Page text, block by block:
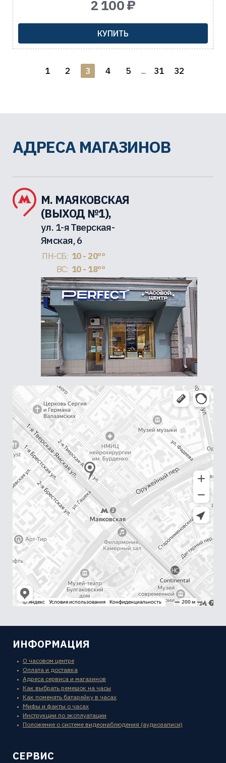
2 100 ₽
КУПИТЬ
1 2 3 4 5 ... 31 32
АДРЕСА МАГАЗИНОВ
М. МАЯКОВСКАЯ
(ВЫХОД №1),
ул. 1-я Тверская-
Ямская, 6
ПН-СБ: 10 - 20ºº
ВС: 10 - 18ºº
ИНФОРМАЦИЯ
О часовом центре
Оплата и доставка
Адреса сервиса и магазинов
Как выбрать ремешок на часы
Как поменять батарейку в часах
Мифы и факты о часах
Инструкции по эксплуатации
Положение о системе видеонаблюдения (аудиозаписи)
СЕРВИС